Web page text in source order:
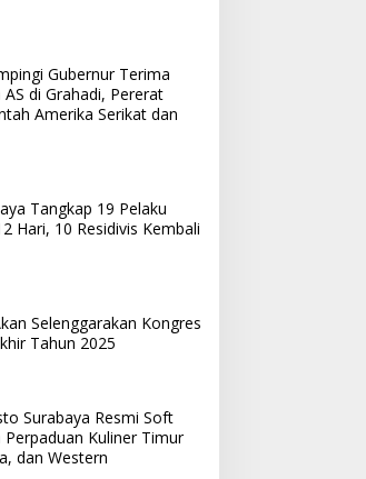
Gubernur Terima
di Grahadi, Pererat
Amerika Serikat dan
Tangkap 19 Pelaku
Hari, 10 Residivis Kembali
Selenggarakan Kongres
Tahun 2025
Surabaya Resmi Soft
Kuliner Timur
dan Western